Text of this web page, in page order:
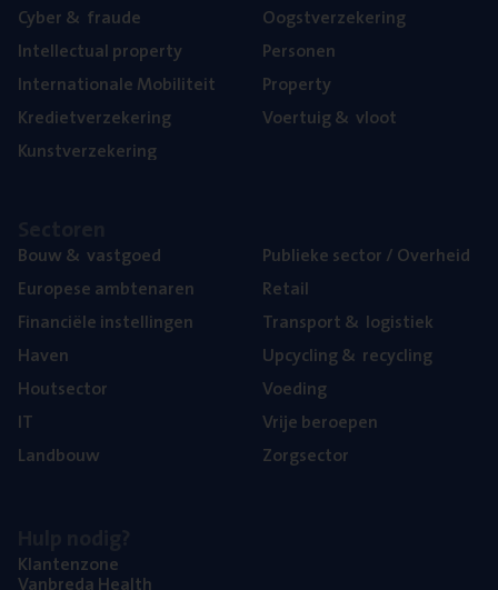
Cyber& fraude
Intel­lec­tu­al property
Inter­na­ti­o­na­le Mobiliteit
Kre­diet­ver­ze­ke­ring
Kunst­ver­ze­ke­ring
Oogst­ver­ze­ke­ring
Per­so­nen
Pro­per­ty
Voer­tuig& vloot
Bouw& vastgoed
Euro­pe­se ambtenaren
Finan­ci­ë­le instellingen
Haven
Hout­sec­tor
IT
Land­bouw
Publie­ke sec­tor / Overheid
Retail
Trans­port& logistiek
Upcy­cling& recycling
Voe­ding
Vrije beroe­pen
Zorg­sec­tor
Klan­ten­zo­ne
Van­b­re­da Health